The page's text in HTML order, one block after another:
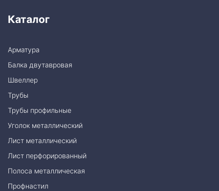
Каталог
Арматура
Балка двутавровая
Швеллер
Трубы
Трубы профильные
Уголок металлический
Лист металлический
Лист перфорированный
Полоса металлическая
Профнастил